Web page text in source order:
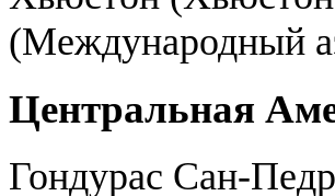
(Международный
Центральная
Гондурас Сан-